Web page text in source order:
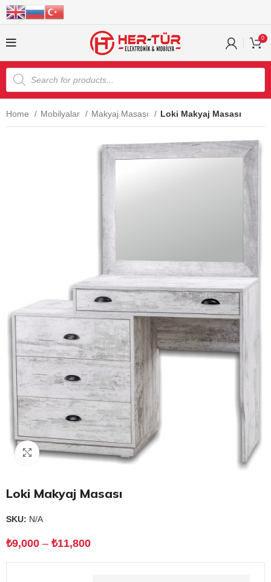
0
Home Mobilyalar Makyaj Masası Loki Makyaj Masası
Click to enlarge
Loki Makyaj Masası
SKU: N/A
₺9,000 – ₺11,800